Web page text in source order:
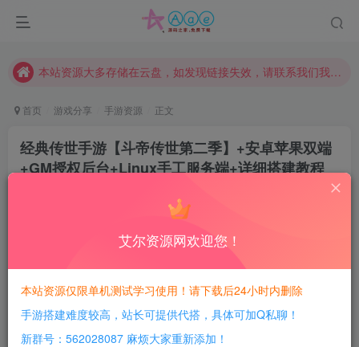
本网站的文章部分内容可能来源于网络，仅供大家学习与参考，如有侵权，请联系站长QQ466107887进行删除处理。
本站资源大多存储在云盘，如发现链接失效，请联系我们我们会第一时间更新。
请勿相信任何评论区广告！以免上当受骗！
本网站的文章部分内容可能来源于网络，仅供大家学习与参考，如有侵权，请联系站长QQ466107887进行删除处理。
首页 游戏分享 手游资源 正文
经典传世手游【斗帝传世第二季】+安卓苹果双端
+GM授权后台+Linux手工服务端+详细搭建教程
每日活跃最高可获得600积分！所有资源可以使用
积分免费兑换！
本站全部资源均可使用积分兑换，每日活跃最高可获得
600积分，相当于本站所有资源均可白嫖！
艾尔资源网欢迎您！
本站资源仅限单机测试学习使用！请下载后24小时内删除
手游搭建难度较高，站长可提供代搭，具体可加Q私聊！
新群号：562028087 麻烦大家重新添加！